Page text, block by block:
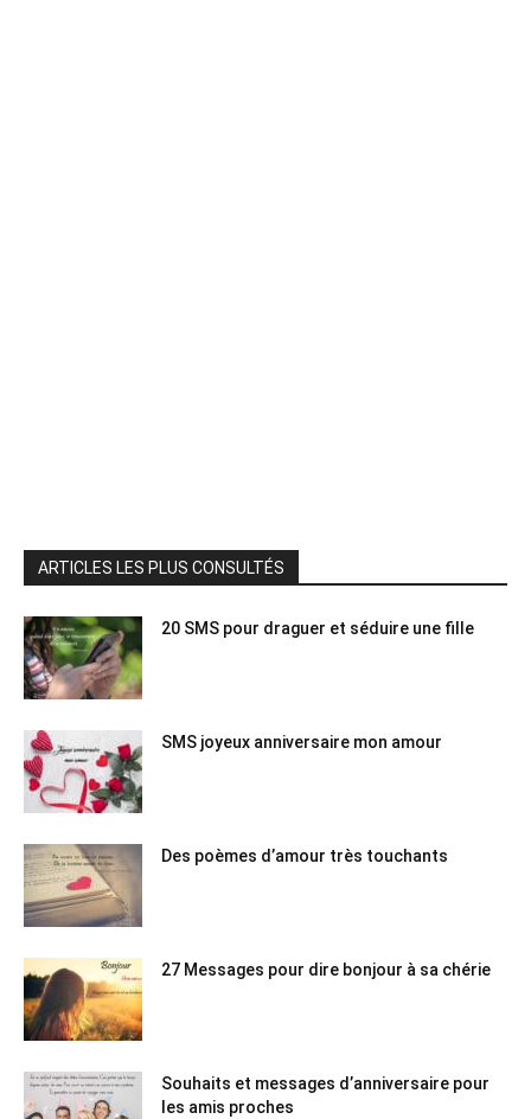
ARTICLES LES PLUS CONSULTÉS
20 SMS pour draguer et séduire une fille
SMS joyeux anniversaire mon amour
Des poèmes d’amour très touchants
27 Messages pour dire bonjour à sa chérie
Souhaits et messages d’anniversaire pour
les amis proches